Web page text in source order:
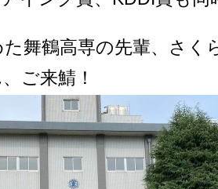
た舞鶴高専の先輩、さく
ご来鯖！